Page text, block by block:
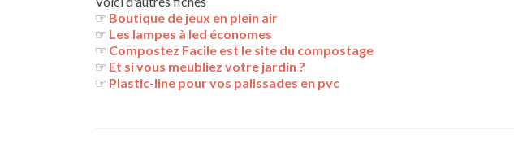
☞ Boutique de jeux en plein air
☞ Les lampes à led économes
☞ Compostez Facile est le site du compostage
☞ Et si vous meubliez votre jardin ?
☞ Plastic-line pour vos palissades en pvc